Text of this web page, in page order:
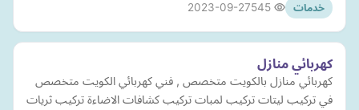
خدمات 2023-09-27
كهربائي منازل
كهربائي منازل بالكويت متخصص , فني كهربائي الكويت متخصص
في تركيب ليتات تركيب لمبات تركيب كشافات الاضاءة تركيب ثريات